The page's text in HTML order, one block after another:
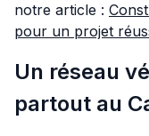
notre article :
pour un projet
Un réseau
partout au